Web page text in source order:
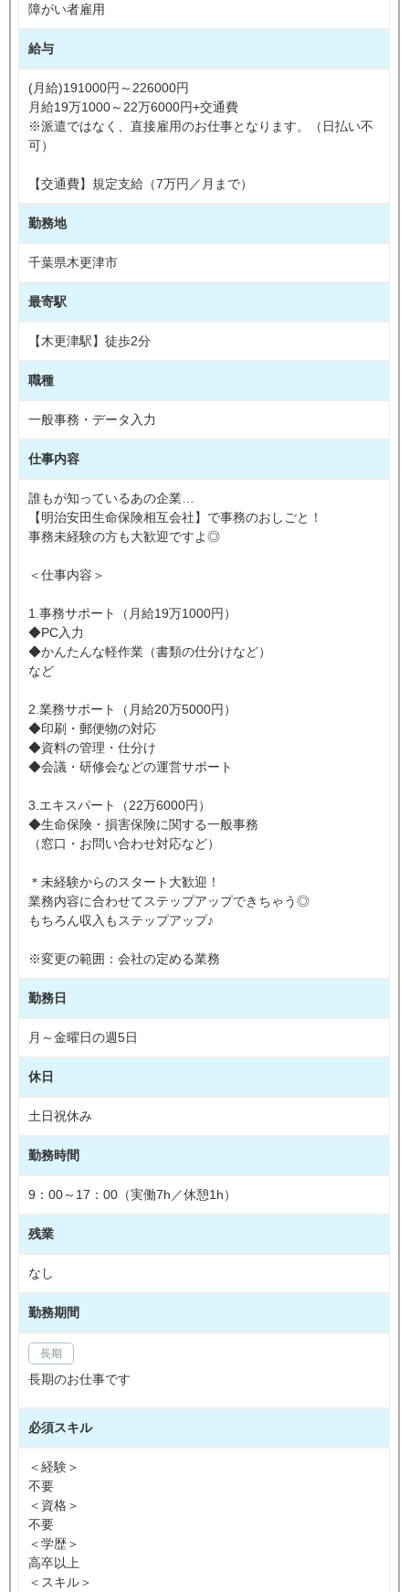
障がい者雇用
給与
(月給)191000円～226000円
月給19万1000～22万6000円+交通費
※派遣ではなく、直接雇用のお仕事となります。（日払い不
可）
【交通費】規定支給（7万円／月まで）
勤務地
千葉県木更津市
最寄駅
【木更津駅】徒歩2分
職種
一般事務・データ入力
仕事内容
誰もが知っているあの企業…
【明治安田生命保険相互会社】で事務のおしごと！
事務未経験の方も大歓迎ですよ◎
＜仕事内容＞
1.事務サポート（月給19万1000円）
◆PC入力
◆かんたんな軽作業（書類の仕分けなど）
など
2.業務サポート（月給20万5000円）
◆印刷・郵便物の対応
◆資料の管理・仕分け
◆会議・研修会などの運営サポート
3.エキスパート（22万6000円）
◆生命保険・損害保険に関する一般事務
（窓口・お問い合わせ対応など）
＊未経験からのスタート大歓迎！
業務内容に合わせてステップアップできちゃう◎
もちろん収入もステップアップ♪
※変更の範囲：会社の定める業務
勤務日
月～金曜日の週5日
休日
土日祝休み
勤務時間
9：00～17：00（実働7h／休憩1h）
残業
なし
勤務期間
長期
長期のお仕事です
必須スキル
＜経験＞
不要
＜資格＞
不要
＜学歴＞
高卒以上
＜スキル＞